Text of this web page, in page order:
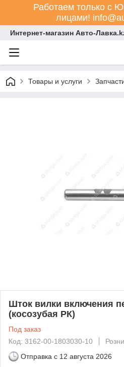
Работаем только
лицами!
Интернет-магазин Авто-
Товары и услуги
Шток вилки включения
(косозубая РК)
Под заказ
Код: 3162-00-1803030-10
Отправка с 12 августа 2026